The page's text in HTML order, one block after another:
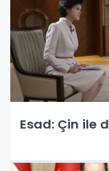
Esad: Çin ile